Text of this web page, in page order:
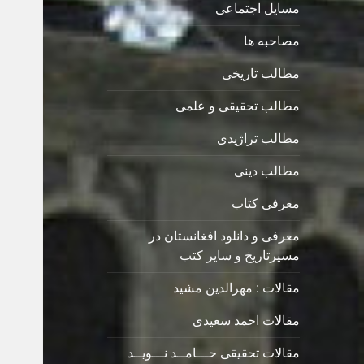
مسایل اجتماعی
مصاحبه ها
مطالب تاریخی
مطالب تحقیقی و علمی
مطالب تراژیدی
مطالب دینی
معرفی کتاب
معرفی و دانلود افغانستان در
مسیرتاریخ و سایر کتب
مقالات : مهرالدین مشید
مقالات احمد سعیدی
مقالات تحقیقی حـــامــد نـــویــد